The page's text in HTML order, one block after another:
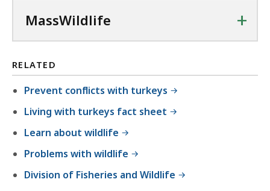
l
,
4
.
2
M
MassWildlife +
RELATED
Prevent conflicts with turkeys
Living with turkeys fact sheet
Learn about wildlife
Problems with wildlife
Division of Fisheries and Wildlife